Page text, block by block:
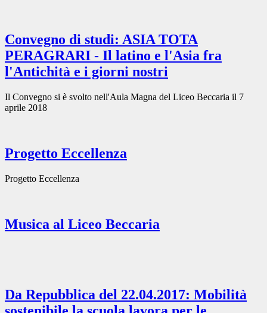
Convegno di studi: ASIA TOTA
PERAGRARI - Il latino e l'Asia fra
l'Antichità e i giorni nostri
Il Convegno si è svolto nell'Aula Magna del Liceo Beccaria il 7
aprile 2018
Progetto Eccellenza
Progetto Eccellenza
Musica al Liceo Beccaria
Da Repubblica del 22.04.2017: Mobilità